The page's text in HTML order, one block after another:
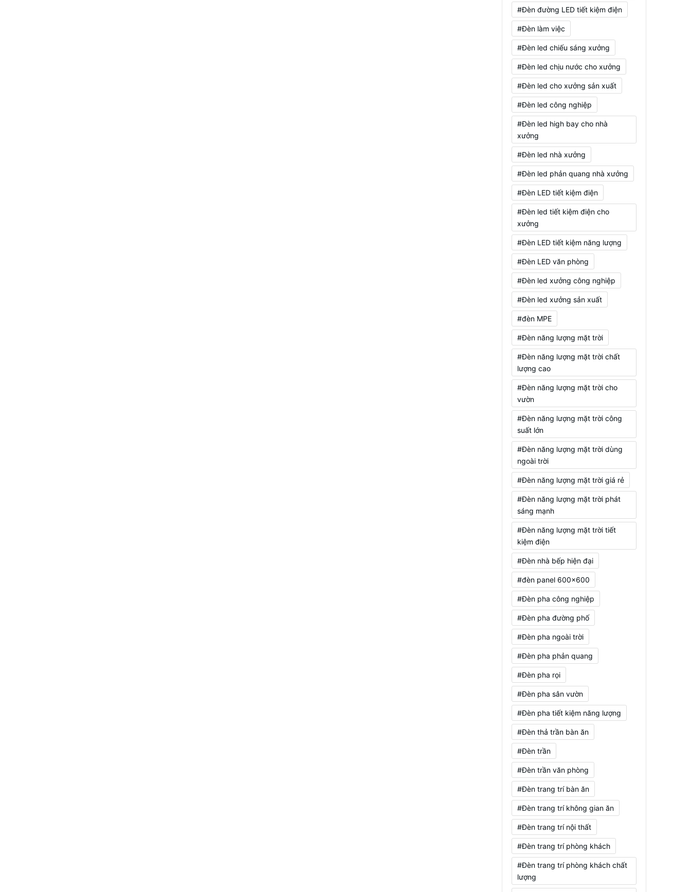
#Đèn đường LED tiết kiệm điện
#Đèn làm việc
#Đèn led chiếu sáng xưởng
#Đèn led chịu nước cho xưởng
#Đèn led cho xưởng sản xuất
#Đèn led công nghiệp
#Đèn led high bay cho nhà
xưởng
#Đèn led nhà xưởng
#Đèn led phản quang nhà xưởng
#Đèn LED tiết kiệm điện
#Đèn led tiết kiệm điện cho
xưởng
#Đèn LED tiết kiệm năng lượng
#Đèn LED văn phòng
#Đèn led xưởng công nghiệp
#Đèn led xưởng sản xuất
#đèn MPE
#Đèn năng lượng mặt trời
#Đèn năng lượng mặt trời chất
lượng cao
#Đèn năng lượng mặt trời cho
vườn
#Đèn năng lượng mặt trời công
suất lớn
#Đèn năng lượng mặt trời dùng
ngoài trời
#Đèn năng lượng mặt trời giá rẻ
#Đèn năng lượng mặt trời phát
sáng mạnh
#Đèn năng lượng mặt trời tiết
kiệm điện
#Đèn nhà bếp hiện đại
#đèn panel 600x600
#Đèn pha công nghiệp
#Đèn pha đường phố
#Đèn pha ngoài trời
#Đèn pha phản quang
#Đèn pha rọi
#Đèn pha sân vườn
#Đèn pha tiết kiệm năng lượng
#Đèn thả trần bàn ăn
#Đèn trần
#Đèn trần văn phòng
#Đèn trang trí bàn ăn
#Đèn trang trí không gian ăn
#Đèn trang trí nội thất
#Đèn trang trí phòng khách
#Đèn trang trí phòng khách chất
lượng